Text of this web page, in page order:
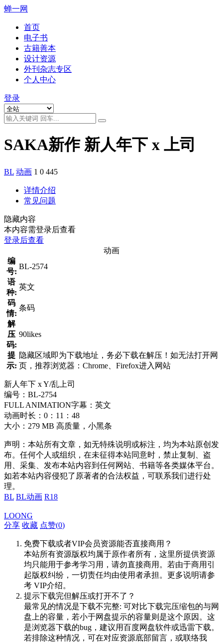
蝉一网
首页
电子书
古籍善本
设计资源
外刊杂志专区
个人中心
登录
SAKA新作 新人年下 x 上司
BL 动画 1 0 445
详情介绍
常见问题
隐藏内容
本内容需登录后查看
登录后查看
动画
编
号:
BL-2574
语
种:
英文
码
情:
条码
解
压
码:
90likes
提
示:
隐藏区域即为下载地址，务必下载在解压！如无法打开网
页，推荐浏览器：Chrome、Firefox进入网站
新人年下 x Y/乱上司
编号：BL-2754
FULL ANIMATION字幕：英文
动画时长：0：11：48
大小：279 MB 高质量，小黑条
声明：本站所有文章，如无特殊说明或标注，均为本站原创发
布。任何个人或组织，在未征得本站同意时，禁止复制、盗
用、采集、发布本站内容到任何网站、书籍等各类媒体平台。
如若本站内容侵犯了原著者的合法权益，可联系我们进行处
理。
BL BL动画 R18
LOONG
分享 收藏 点赞(0)
免费下载或者VIP会员资源能否直接商用？
本站所有资源版权均属于原作者所有，这里所提供资源
均只能用于参考学习用，请勿直接商用。若由于商用引
起版权纠纷，一切责任均由使用者承担。更多说明请参
考 VIP介绍。
提示下载完但解压或打开不了？
最常见的情况是下载不完整: 可对比下载完压缩包的与网
盘上的容量，若小于网盘提示的容量则是这个原因。这
是浏览器下载的bug，建议用百度网盘软件或迅雷下载。
若排除这种情况，可在对应资源底部留言，或联络我